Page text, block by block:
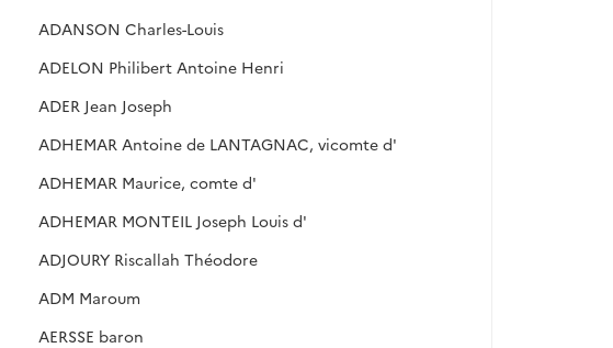
ADANSON Charles-Louis
ADELON Philibert Antoine Henri
ADER Jean Joseph
ADHEMAR Antoine de LANTAGNAC, vicomte d'
ADHEMAR Maurice, comte d'
ADHEMAR MONTEIL Joseph Louis d'
ADJOURY Riscallah Théodore
ADM Maroum
AERSSE baron